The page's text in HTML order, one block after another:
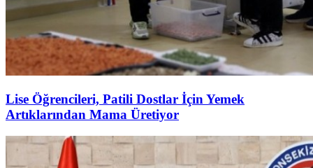
Lise Öğrencileri, Patili Dostlar İçin Yemek
Artıklarından Mama Üretiyor